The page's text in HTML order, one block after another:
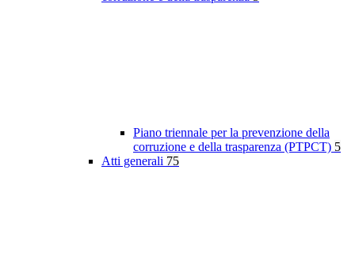
Piano triennale per la prevenzione della
corruzione e della trasparenza (PTPCT) 5
Atti generali 75